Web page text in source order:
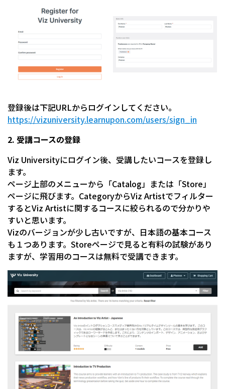
登録後は下記URLからログインしてください。
https://vizuniversity.learnupon.com/users/sign_in
2. 受講コースの登録
Viz Universityにログイン後、受講したいコースを登録し
ます。
ページ上部のメニューから「Catalog」または「Store」
ページに飛びます。CategoryからViz Artistでフィルター
するとViz Artistに関するコースに絞られるので分かりや
すいと思います。
Vizのバージョンが少し古いですが、日本語の基本コース
も１つあります。Storeページで見ると有料の試験があり
ますが、学習用のコースは無料で受講できます。